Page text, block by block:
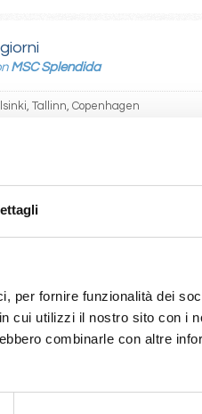
per fornire funzionalità dei
cui utilizzi il nostro sito con i
combinarle con altre
MSC Splendida
Tallinn, Copenhagen
Warnemünde